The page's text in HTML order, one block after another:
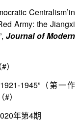
Centralism’in
Army: the Jiangxi
Journal of Modern
1945”（第一作
）
年第4期